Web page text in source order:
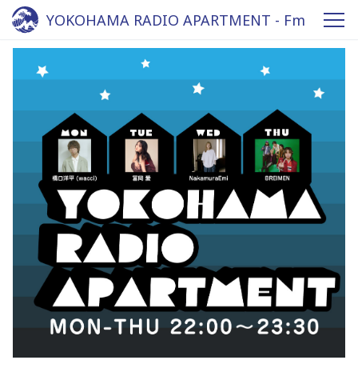
YOKOHAMA RADIO APARTMENT - Fm
yokohama 84.7